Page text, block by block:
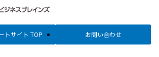
トサイト TOP お問い合わせ